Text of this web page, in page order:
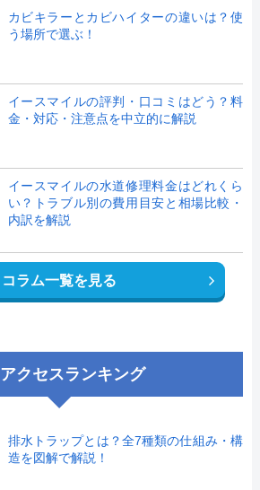
カビキラーとカビハイターの違いは？使
う場所で選ぶ！
イースマイルの評判・口コミはどう？料
金・対応・注意点を中立的に解説
イースマイルの水道修理料金はどれくら
い？トラブル別の費用目安と相場比較・
内訳を解説
コラム一覧を見る
アクセスランキング
排水トラップとは？全7種類の仕組み・構
造を図解で解説！